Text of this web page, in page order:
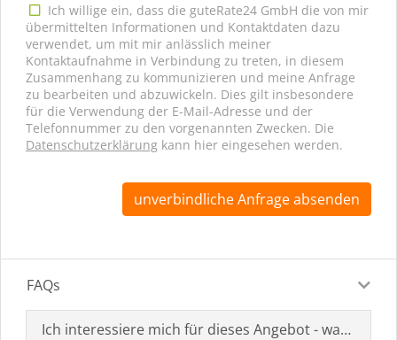
Ich willige ein, dass die guteRate24 GmbH die von mir
übermittelten Informationen und Kontaktdaten dazu
verwendet, um mit mir anlässlich meiner
Kontaktaufnahme in Verbindung zu treten, in diesem
Zusammenhang zu kommunizieren und meine Anfrage
zu bearbeiten und abzuwickeln. Dies gilt insbesondere
für die Verwendung der E-Mail-Adresse und der
Telefonnummer zu den vorgenannten Zwecken. Die
Datenschutzerklärung kann hier eingesehen werden.
unverbindliche Anfrage absenden
FAQs
Ich interessiere mich für dieses Angebot - was muss